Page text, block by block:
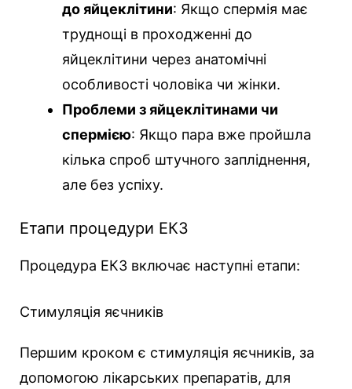
до яйцеклітини: Якщо спермія має
труднощі в проходженні до
яйцеклітини через анатомічні
особливості чоловіка чи жінки.
Проблеми з яйцеклітинами чи
спермією: Якщо пара вже пройшла
кілька спроб штучного запліднення,
але без успіху.
Етапи процедури ЕКЗ
Процедура ЕКЗ включає наступні етапи:
Стимуляція яєчників
Першим кроком є стимуляція яєчників, за
допомогою лікарських препаратів, для